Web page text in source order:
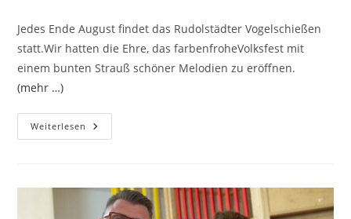
Jedes Ende August findet das Rudolstädter Vogelschießen
statt.Wir hatten die Ehre, das farbenfroheVolksfest mit
einem bunten Strauß schöner Melodien zu eröffnen.
(mehr …)
Weiterlesen 303.
Rudolstädter